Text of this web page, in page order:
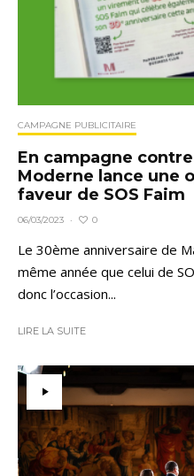
CAMPAGNE PUBLICITAIRE
En campagne
Moderne lance une
faveur de SOS Faim
06/03/2023 · 0
Le 30ème anniversaire de
même année que celui de
donc l’occasion...
LIRE LA SUITE